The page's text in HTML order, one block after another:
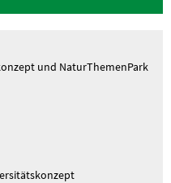
und NaturThemenPark